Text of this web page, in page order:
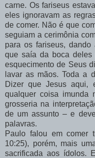
carne. Os fariseus
eles ignoravam as
de comer. Não é que
seguiam a cerimônia
para os fariseus,
que saía da boca
esquecimento de Seus
lavar as mãos. Toda a
Dizer que Jesus aqui,
qualquer coisa
grosseria na
de um assunto – e
palavras.
Paulo falou em comer
10:25), porém, mais
sacrificada aos ídolos.